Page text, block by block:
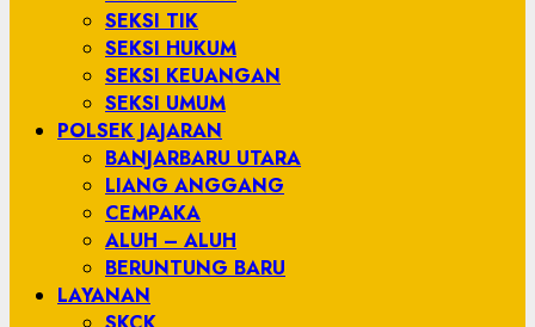
SEKSI TIK
SEKSI HUKUM
SEKSI KEUANGAN
SEKSI UMUM
POLSEK JAJARAN
BANJARBARU UTARA
LIANG ANGGANG
CEMPAKA
ALUH – ALUH
BERUNTUNG BARU
LAYANAN